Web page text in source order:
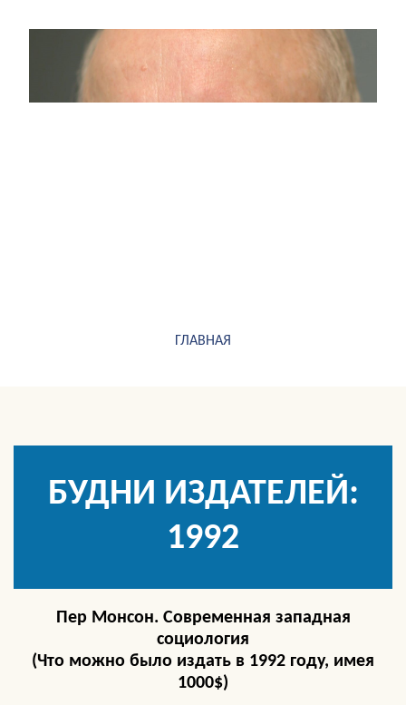
ГЛАВНАЯ
БУДНИ ИЗДАТЕЛЕЙ:
1992
Пер Монсон. Современная западная
социология
(Что можно было издать в 1992 году, имея
1000$)